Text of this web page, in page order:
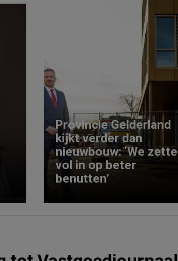
Provincie Gelderland
kijkt verder dan
nieuwbouw: ‘We
vol in op beter
benutten’